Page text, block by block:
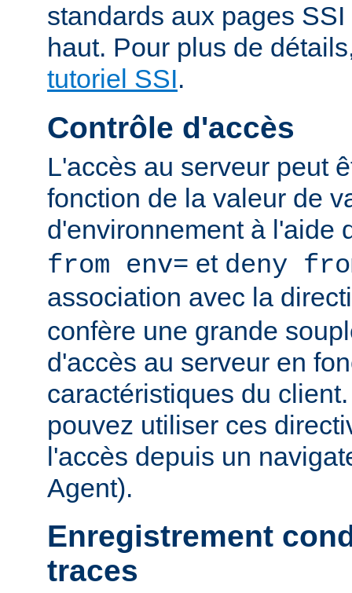
standards aux pages
haut. Pour plus de
tutoriel SSI.
Contrôle d'accès
L'accès au serveur peut
fonction de la valeur de
d'environnement à l'aide
from env= et deny
association avec la
confère une grande
d'accès au serveur en
caractéristiques du
pouvez utiliser ces
l'accès depuis un
Agent).
Enregistrement
traces